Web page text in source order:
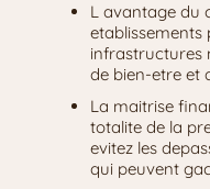
L avantage du
etablissements
infrastructures
de bien-etre et
La maitrise
totalite de la
evitez les
qui peuvent